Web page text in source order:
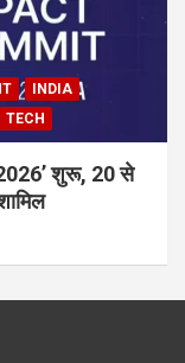
INDIA
TECH
2026’ शुरू, 20 से